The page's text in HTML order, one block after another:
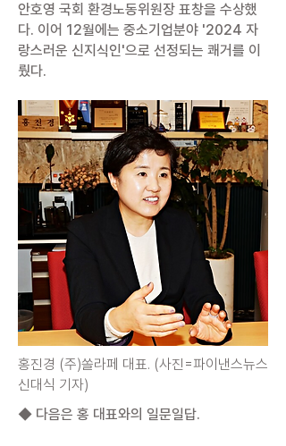
안호영 국회 환경노동위원장 표창을 수상했
다. 이어 12월에는 중소기업분야 '2024 자
랑스러운 신지식인'으로 선정되는 쾌거를 이
뤘다.
홍진경 (주)쏠라페 대표. (사진=파이낸스뉴스
신대식 기자)
◆ 다음은 홍 대표와의 일문일답.